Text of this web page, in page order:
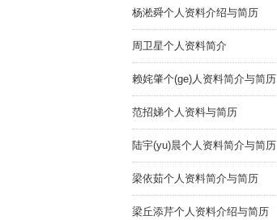
杨淞舜个人资料介绍与简历
周卫星个人资料简介
赖姹肇个(ge)人资料简介与简历
范招娣个人资料与简历
陆宇(yu)晨个人资料简介与简历
梁依茹个人资料简介与简历
梁丘添芹个人资料介绍与简历